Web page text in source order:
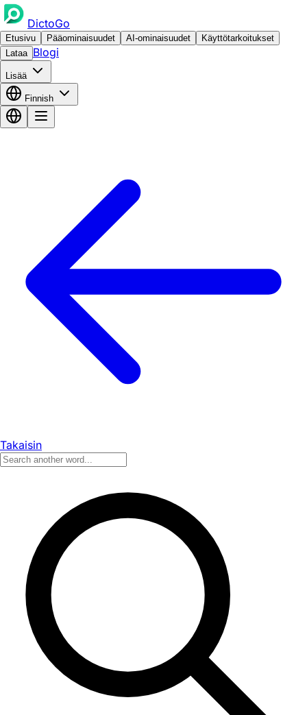
DictoGo
Etusivu Pääominaisuudet AI-ominaisuudet
Käyttötarkoitukset
Lataa Blogi
Lisää
Finnish
Takaisin